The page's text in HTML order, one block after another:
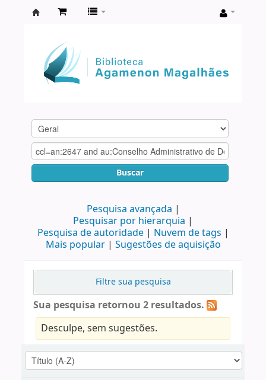
Agamenon
Magalhães
Buscar
Pesquisa avançada
Pesquisar por hierarquia
Pesquisa de autoridade
Nuvem de tags
Mais popular
Sugestões de aquisição
Filtre sua pesquisa
Sua pesquisa retornou 2 resultados.
Desculpe, sem sugestões.